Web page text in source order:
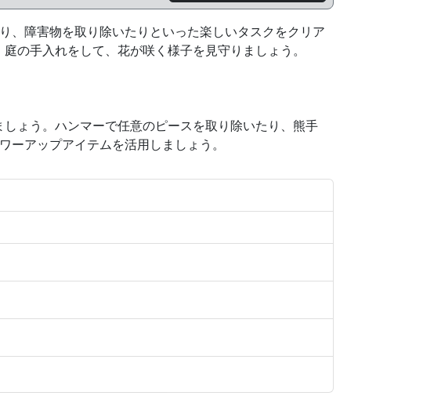
、障害物を取り除いたりといった楽しいタスクをクリア
の手入れをして、花が咲く様子を見守りましょう。
ょう。ハンマーで任意のピースを取り除いたり、熊手
アップアイテムを活用しましょう。